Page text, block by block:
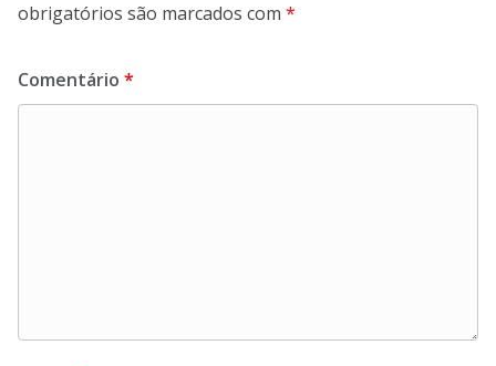
obrigatórios são marcados com *
Comentário *